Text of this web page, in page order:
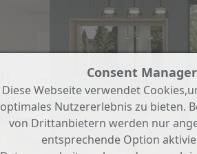
Consent Manager
Diese Webseite verwendet
optimales Nutzererlebnis zu bieten.
von Drittanbietern werden nur
entsprechende Option